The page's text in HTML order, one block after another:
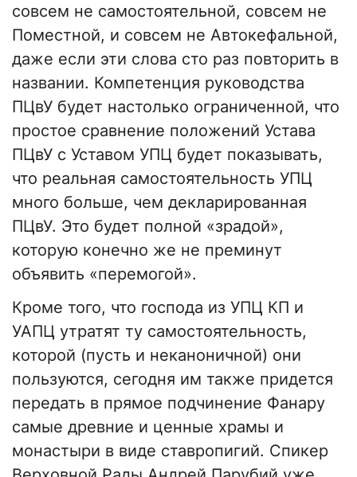
совсем не самостоятельной, совсем не
Поместной, и совсем не Автокефальной,
даже если эти слова сто раз повторить в
названии. Компетенция руководства
ПЦвУ будет настолько ограниченной, что
простое сравнение положений Устава
ПЦвУ с Уставом УПЦ будет показывать,
что реальная самостоятельность УПЦ
много больше, чем декларированная
ПЦвУ. Это будет полной «зрадой»,
которую конечно же не преминут
объявить «перемогой».
Кроме того, что господа из УПЦ КП и
УАПЦ утратят ту самостоятельность,
которой (пусть и неканоничной) они
пользуются, сегодня им также придется
передать в прямое подчинение Фанару
самые древние и ценные храмы и
монастыри в виде ставропигий. Спикер